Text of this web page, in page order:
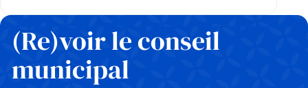
(Re)voir le conseil
municipal